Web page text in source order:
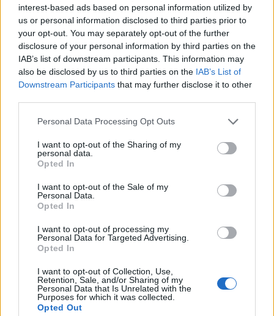
interest-based ads based on personal information utilized by
us or personal information disclosed to third parties prior to
your opt-out. You may separately opt-out of the further
disclosure of your personal information by third parties on the
IAB’s list of downstream participants. This information may
also be disclosed by us to third parties on the IAB’s List of
Downstream Participants that may further disclose it to other
Personal Data Processing Opt Outs
I want to opt-out of the Sharing of my
personal data.
Opted In
I want to opt-out of the Sale of my
Personal Data.
Opted In
I want to opt-out of processing my
Personal Data for Targeted Advertising.
Opted In
I want to opt-out of Collection, Use,
Retention, Sale, and/or Sharing of my
Personal Data that Is Unrelated with the
Purposes for which it was collected.
Opted Out
bevezetését tervezi az idei év második fele és
2027 első fele között, miközben az összehajtható
készülékek fejlesztését is felpörgeti azzal a céllal,
hogy a globális alkatrészhiány ellenére is növelje
piaci részesedését - tudósított a Cnbc.
millió hajlítható kijelzős iPhone gyártására még az idén,
ami jelentős növekedést jelent a korábban tervezett 7–8
millió darabhoz képest. Első hajlítható készülékének
bemutatása előtt az Apple már biztosította a 2026
második felére tervezett...
KEDVES OLVASÓNK!
A keresett cikk a portfolio.hu hírarchívumához
regisztrációhoz kötött.
Az előfizetés a következőket tartalmazza: